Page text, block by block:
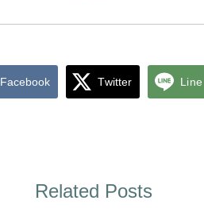
Facebook Twitter Line
Related Posts